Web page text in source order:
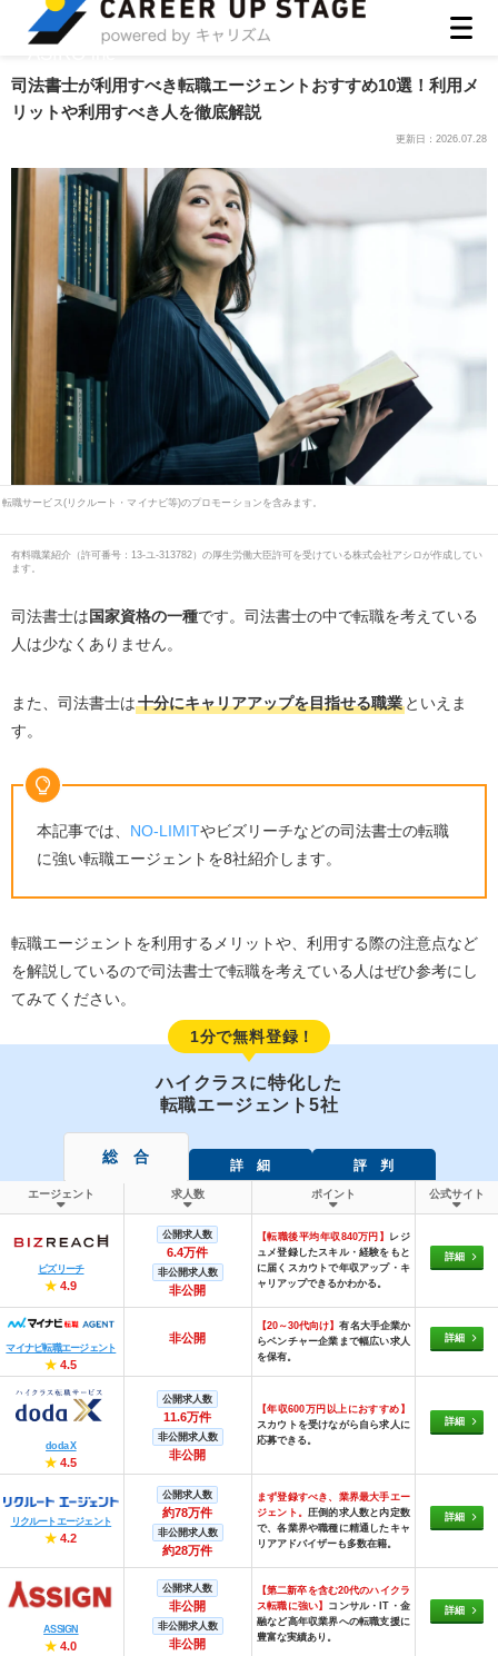
司法書士が利用すべき転職エージェントおすすめ10選！利用メ
リットや利用すべき人を徹底解説
更新日：2026.07.28
転職サービス(リクルート・マイナビ等)のプロモーションを含みます。
有料職業紹介（許可番号：13-ユ-313782）の厚生労働大臣許可を受けている株式会社アシロが作成してい
ます。
司法書士は国家資格の一種です。司法書士の中で転職を考えている
人は少なくありません。
また、司法書士は十分にキャリアアップを目指せる職業といえま
す。
本記事では、 NO-LIMITやビズリーチなどの司法書士の転職
に強い転職エージェントを8社紹介します。
転職エージェントを利用するメリットや、利用する際の注意点など
を解説しているので司法書士で転職を考えている人はぜひ参考にし
てみてください。
1分で無料登録！
ハイクラスに特化した
転職エージェント5社
総 合 詳 細 評 判
エージェント 求人数 ポイント 公式サイト
ビズリーチ
★ 4.9
公開求人数
6.4万件
非公開求人数
非公開
【転職後平均年収840万円】 レジ
ュメ登録したスキル・経験をもと
に届くスカウトで年収アップ・キ
ャリアップできるかわかる。
詳細
マイナビ転職エージェント
★ 4.5
非公開
【20～30代向け】有名大手企業か
らベンチャー企業まで幅広い求人
を保有。
詳細
doda X
★ 4.5
公開求人数
11.6万件
非公開求人数
非公開
【年収600万円以上におすすめ】
スカウトを受けながら自ら求人に
応募できる。
詳細
リクルートエージェント
★ 4.2
公開求人数
約78万件
非公開求人数
約28万件
まず登録すべき、業界最大手エー
ジェント。 圧倒的求人数と内定数
で、各業界や職種に精通したキャ
リアアドバイザーも多数在籍。
詳細
ASSIGN
★ 4.0
公開求人数
非公開
非公開求人数
非公開
【第二新卒を含む20代のハイクラ
ス転職に強い】 コンサル・IT・金
融など高年収業界への転職支援に
豊富な実績あり。
詳細